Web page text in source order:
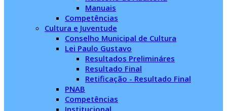
Manuais
Competências
Cultura e Juventude
Conselho Municipal de Cultura
Lei Paulo Gustavo
Resultados Prelimináres
Resultado Final
Retificação - Resultado Final
PNAB
Competências
Institucional